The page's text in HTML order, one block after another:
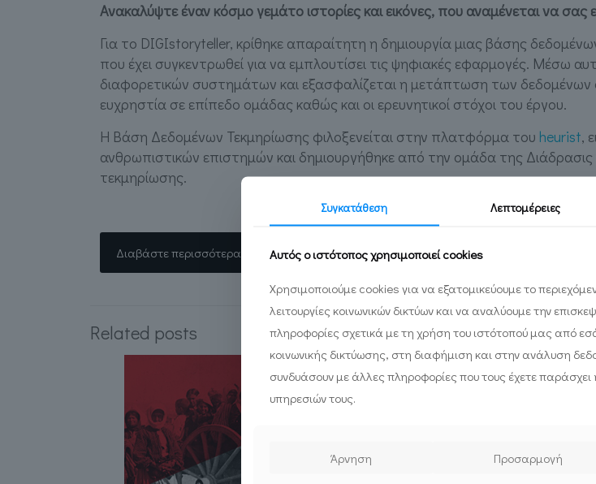
Ανακαλύψτε έναν κόσμο γεμάτο ιστορίες και εικόνες, που αναμένεται να σας
Για το DIGIstoryteller, κρίθηκε απαραίτητη η δημιουργία μιας βάσης
που έχει συγκεντρωθεί για να εμπλουτίσει τις ψηφιακές εφαρμογές. Μέσω
διαφορετικών συστημάτων και εξασφαλίζεται η μετάπτωση των δεδομένων
ευχρηστία σε επίπεδο ομάδας καθώς και οι ερευνητικοί στόχοι του έργου.
Η Βάση Δεδομένων Τεκμηρίωσης φιλοξενείται στην πλατφόρμα του heurist,
ανθρωπιστικών επιστημών και δημιουργήθηκε από την ομάδα της
τεκμηρίωσης.
Διαβάστε περισσότερα...
Related posts
Συγκατάθεση Λεπτομέρειες
Αυτός ο ιστότοπος χρησιμοποιεί cookies
Χρησιμοποιούμε cookies για να εξατομικεύουμε το
λειτουργίες κοινωνικών δικτύων και να αναλύουμε την
πληροφορίες σχετικά με τη χρήση του ιστότοπού μας από
κοινωνικής δικτύωσης, στη διαφήμιση και στην ανάλυση
συνδυάσουν με άλλες πληροφορίες που τους έχετε
υπηρεσιών τους.
Άρνηση Προσαρμογή